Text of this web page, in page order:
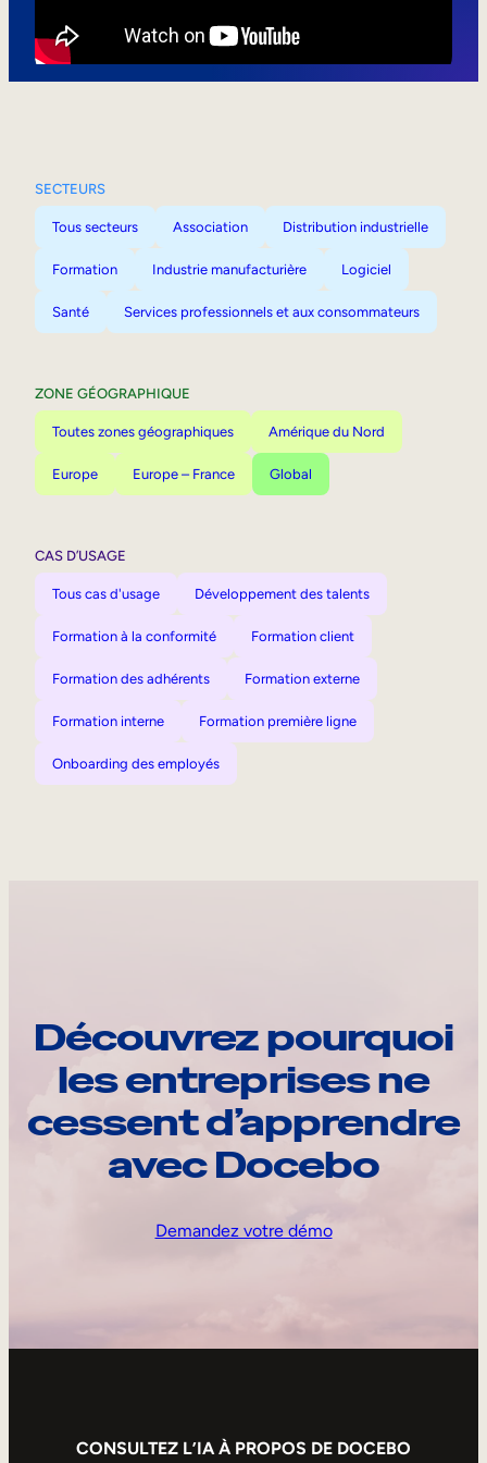
SECTEURS
Tous secteurs Association Distribution industrielle
Formation Industrie manufacturière Logiciel
Santé Services professionnels et aux consommateurs
ZONE GÉOGRAPHIQUE
Toutes zones géographiques Amérique du Nord
Europe Europe – France Global
CAS D’USAGE
Tous cas d'usage Développement des talents
Formation à la conformité Formation client
Formation des adhérents Formation externe
Formation interne Formation première ligne
Onboarding des employés
Découvrez pourquoi
les entreprises ne
cessent d’apprendre
avec Docebo
Demandez votre démo
CONSULTEZ L’IA À PROPOS DE DOCEBO